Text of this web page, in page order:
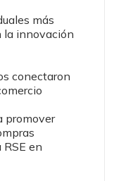
más
la innovación
conectaron
promover
en